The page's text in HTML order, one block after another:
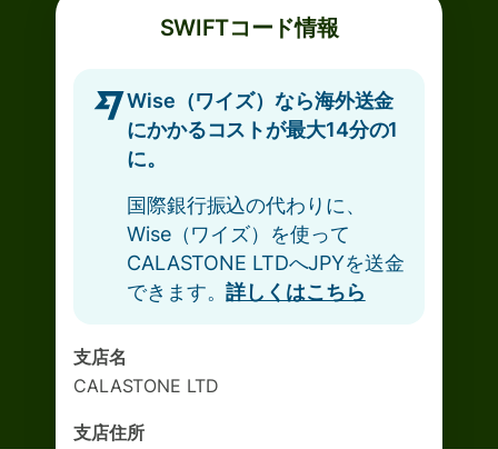
SWIFTコード情報
Wise（ワイズ）なら海外送金
にかかるコストが最大14分の1
に。
国際銀行振込の代わりに、
Wise（ワイズ）を使って
CALASTONE LTDへJPYを送金
できます。詳しくはこちら
支店名
CALASTONE LTD
支店住所